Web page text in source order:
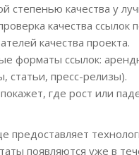
степенью качества у
качества
качества проекта.
форматы ссылок:
статьи, пресс-релизы).
где рост или
предоставляет
появляются уже в